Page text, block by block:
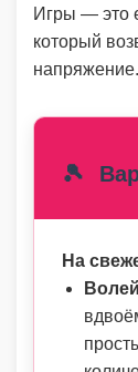
Игры — это
который
напряжение.
🎾
На